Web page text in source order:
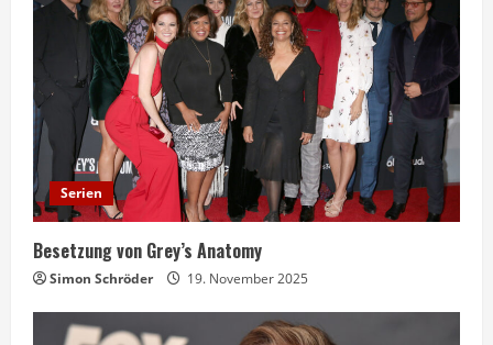
Serien
Besetzung von Grey’s Anatomy
Simon Schröder 19. November 2025